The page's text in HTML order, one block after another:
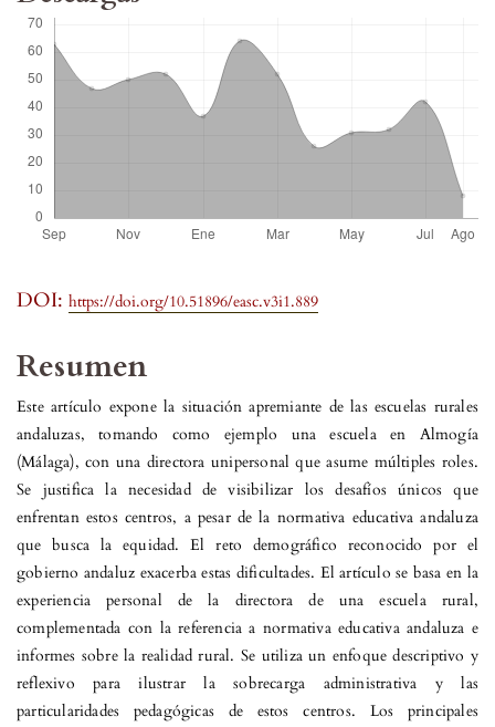
DOI: https://doi.org/10.51896/easc.v3i1.889
Resumen
Este artículo expone la situación apremiante de las escuelas rurales
andaluzas, tomando como ejemplo una escuela en Almogía
(Málaga), con una directora unipersonal que asume múltiples roles.
Se justifica la necesidad de visibilizar los desafíos únicos que
enfrentan estos centros, a pesar de la normativa educativa andaluza
que busca la equidad. El reto demográfico reconocido por el
gobierno andaluz exacerba estas dificultades. El artículo se basa en la
experiencia personal de la directora de una escuela rural,
complementada con la referencia a normativa educativa andaluza e
informes sobre la realidad rural. Se utiliza un enfoque descriptivo y
reflexivo para ilustrar la sobrecarga administrativa y las
particularidades pedagógicas de estos centros. Los principales